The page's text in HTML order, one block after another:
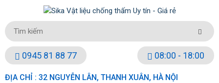
0945 81 88 77 08:00 - 18:00
ĐỊA CHỈ : 32 NGUYỄN LÂN, THANH XUÂN, HÀ NỘI